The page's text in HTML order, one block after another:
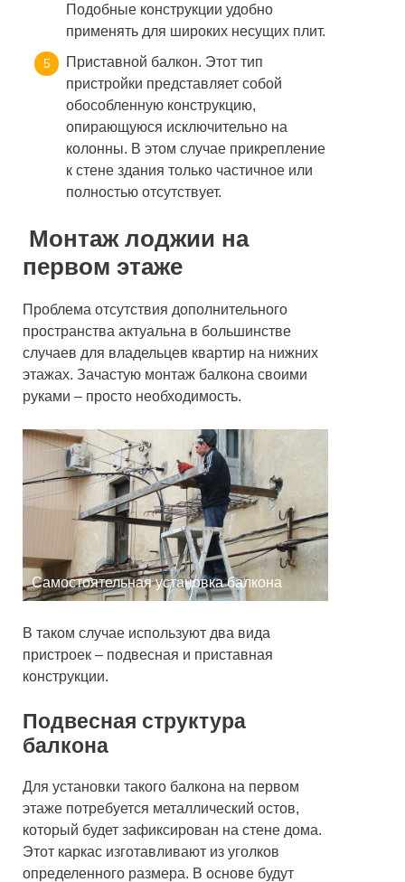
Подобные конструкции удобно
применять для широких несущих плит.
Приставной балкон. Этот тип
пристройки представляет собой
обособленную конструкцию,
опирающуюся исключительно на
колонны. В этом случае прикрепление
к стене здания только частичное или
полностью отсутствует.
Монтаж лоджии на
первом этаже
Проблема отсутствия дополнительного
пространства актуальна в большинстве
случаев для владельцев квартир на нижних
этажах. Зачастую монтаж балкона своими
руками – просто необходимость.
Самостоятельная установка балкона
В таком случае используют два вида
пристроек – подвесная и приставная
конструкции.
Подвесная структура
балкона
Для установки такого балкона на первом
этаже потребуется металлический остов,
который будет зафиксирован на стене дома.
Этот каркас изготавливают из уголков
определенного размера. В основе будут